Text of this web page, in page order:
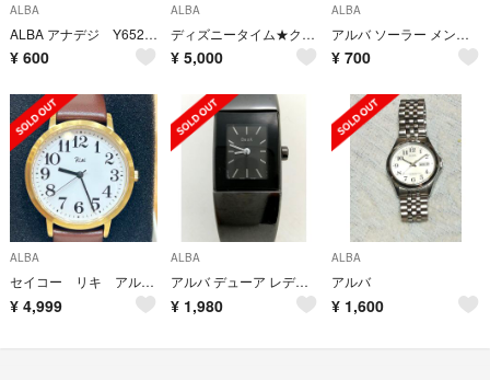
ALBA
ALBA アナデジ Y652-9060 ジャンク
¥ 600
ALBA
ディズニータイム★クォーツ ALBA 腕時計 ★ミニーマウス★美品★ビンテージ
¥ 5,000
ALBA
アルバ ソーラー メンズ腕時計
¥ 700
ALBA
セイコー リキ アルバ 腕時計 見やすい 数字 皮ベルト 白文字盤
¥ 4,999
ALBA
アルバ デューア レディース ウォッチ
¥ 1,980
ALBA
アルバ
¥ 1,600